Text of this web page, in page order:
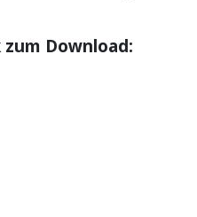
Download: